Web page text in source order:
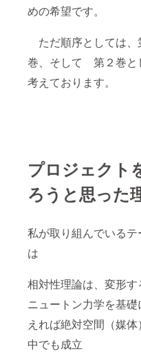
めの希望です。
ただ順序としては、
巻、そして 第２巻と
考えております。
プロジェクト
ろうと思った
私が取り組んでいるテ
は
相対性理論は、変形す
ニュートン力学を基礎
えれば絶対空間（媒体
中でも成立